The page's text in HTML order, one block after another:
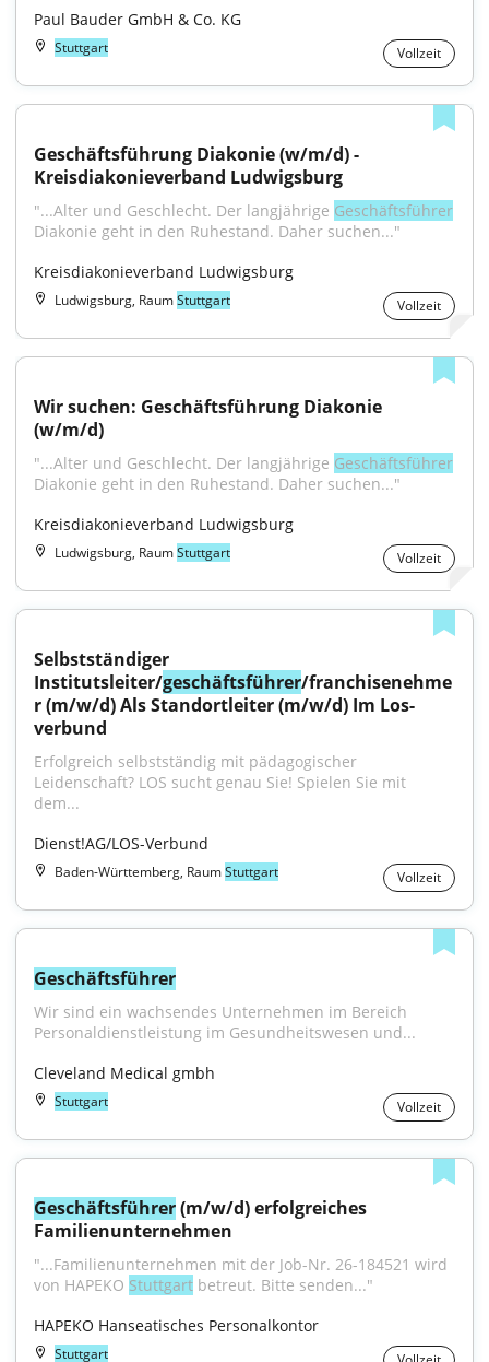
Paul Bauder GmbH & Co. KG
Stuttgart Vollzeit
Geschäftsführung Diakonie (w/m/d) -
Kreisdiakonieverband Ludwigsburg
"...Alter und Geschlecht. Der langjährige Geschäftsführer
Diakonie geht in den Ruhestand. Daher suchen..."
Kreisdiakonieverband Ludwigsburg
Ludwigsburg, RaumStuttgart Vollzeit
Wir suchen: Geschäftsführung Diakonie
(w/m/d)
"...Alter und Geschlecht. Der langjährige Geschäftsführer
Diakonie geht in den Ruhestand. Daher suchen..."
Kreisdiakonieverband Ludwigsburg
Ludwigsburg, RaumStuttgart Vollzeit
Selbstständiger
Institutsleiter/geschäftsführer/franchisenehme
r (m/w/d) Als Standortleiter (m/w/d) Im Los-
verbund
Erfolgreich selbstständig mit pädagogischer
Leidenschaft? LOS sucht genau Sie! Spielen Sie mit
dem...
Dienst!AG/LOS-Verbund
Baden-Württemberg, RaumStuttgart Vollzeit
Geschäftsführer
Wir sind ein wachsendes Unternehmen im Bereich
Personaldienstleistung im Gesundheitswesen und...
Cleveland Medical gmbh
Stuttgart Vollzeit
Geschäftsführer (m/w/d) erfolgreiches
Familienunternehmen
"...Familienunternehmen mit der Job-Nr. 26-184521 wird
von HAPEKO Stuttgart betreut. Bitte senden..."
HAPEKO Hanseatisches Personalkontor
Stuttgart